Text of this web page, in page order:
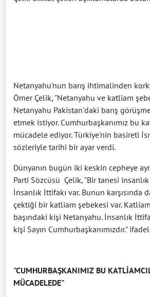
Netanyahu'nun barış ihtimalinden
Ömer Çelik, "Netanyahu ve katliam
Netanyahu Pakistan'daki barış
etmek istiyor. Cumhurbaşkanımız bu
mücadele ediyor. Türkiye'nin basireti
sözleriyle tarihi bir ayar verdi.
Dünyanın bugün iki keskin cepheye
Parti Sözcüsü Çelik, "Bir tanesi
İnsanlık İttifakı var. Bunun karşısında
çektiği bir katliam şebekesi var.
başındaki kişi Netanyahu. İnsanlık
kişi Sayın Cumhurbaşkanımızdır."
"CUMHURBAŞKANIMIZ BU
MÜCADELEDE"